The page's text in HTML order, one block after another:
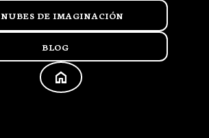
HOME
NUBES DE IMAGINACIÓN
BLOG